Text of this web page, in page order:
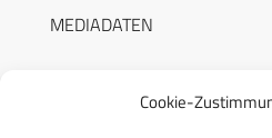
Cookie-
MEDIADATEN